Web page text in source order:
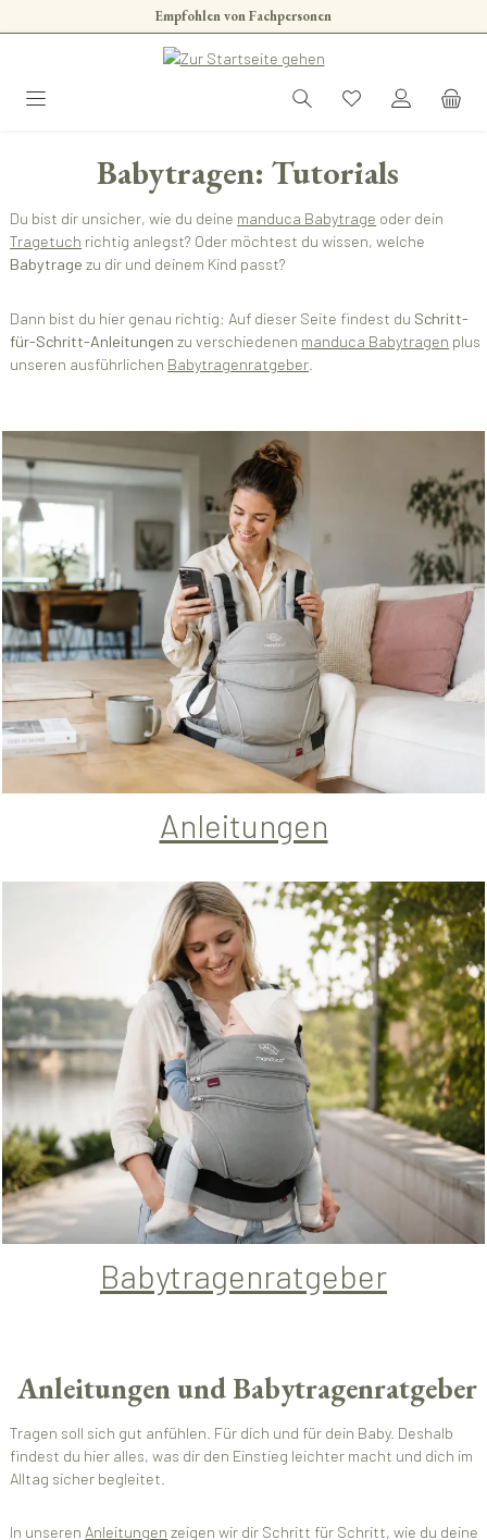
Zum Hauptinhalt springenEmpfohlen von Fachpersonen
Babytragen: Tutorials
Du bist dir unsicher, wie du deine manduca Babytrage oder dein
Tragetuch richtig anlegst? Oder möchtest du wissen, welche
Babytrage zu dir und deinem Kind passt?
Dann bist du hier genau richtig: Auf dieser Seite findest du Schritt-
für-Schritt-Anleitungen zu verschiedenen manduca Babytragen plus
unseren ausführlichen Babytragenratgeber
Anleitungen
Babytragenratgeber
Anleitungen und Babytragenratgeber
Tragen soll sich gut anfühlen. Für dich und für dein Baby. Deshalb
findest du hier alles, was dir den Einstieg leichter macht und dich im
Alltag sicher begleitet.
In unseren Anleitungen zeigen wir dir Schritt für Schritt, wie du deine